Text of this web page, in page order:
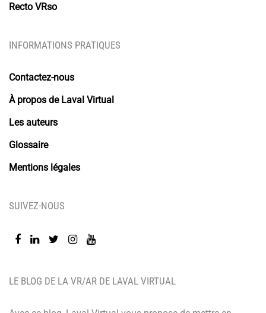
LE BLOG DE LA VR/AR DE LAVAL VIRTUAL
Recto VRso
INFORMATIONS PRATIQUES
Contactez-nous
À propos de Laval Virtual
Les auteurs
Glossaire
Mentions légales
SUIVEZ-NOUS